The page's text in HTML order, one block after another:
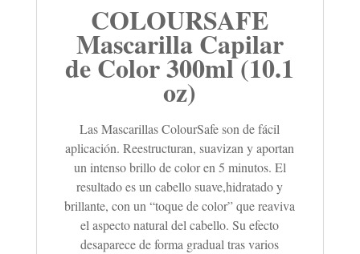
COLOURSAFE
Mascarilla Capilar
de Color 300ml (10.1
oz)
Las Mascarillas ColourSafe son de fácil
aplicación. Reestructuran, suavizan y aportan
un intenso brillo de color en 5 minutos. El
resultado es un cabello suave,hidratado y
brillante, con un “toque de color” que reaviva
el aspecto natural del cabello. Su efecto
desaparece de forma gradual tras varios